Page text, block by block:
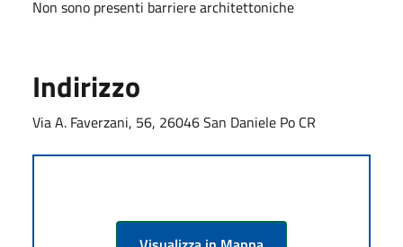
Non sono presenti barriere architettoniche
Indirizzo
Via A. Faverzani, 56, 26046 San Daniele Po CR